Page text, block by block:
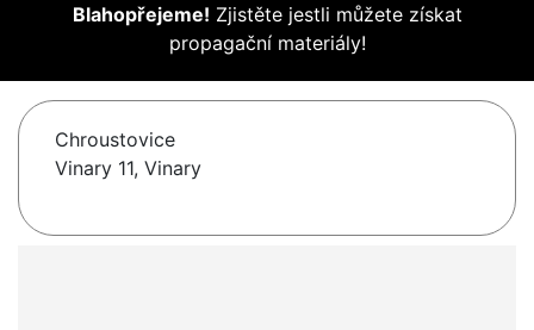
Blahopřejeme! Zjistěte jestli můžete získat
propagační materiály!
Chroustovice
Vinary 11, Vinary